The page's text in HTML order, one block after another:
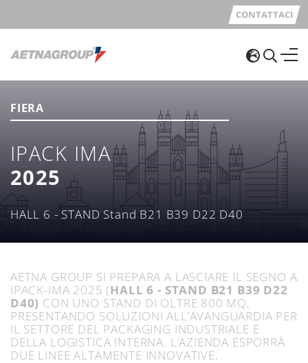
CONTATTACI
FIERA
IPACK IMA
2025
HALL 6 - STAND Stand B21 B39 D22 D40
AETNA GROUP SI PREPARA A LASCIARE IL SEGNO A
IPACK-IMA 2025 (HALL 6 - STAND B21 B39 D22
D40) CON UNO STAND DI OLTRE 800 MQ,
PRESENTANDO SOLUZIONI ALL’AVANGUARDIA PER
IL SETTORE DEL PACKAGING INDUSTRIALE E
DELLA LOGISTICA INTERNA. L’AZIENDA ESPORRÀ
DUE LINEE ALTAMENTE INNOVATIVE,